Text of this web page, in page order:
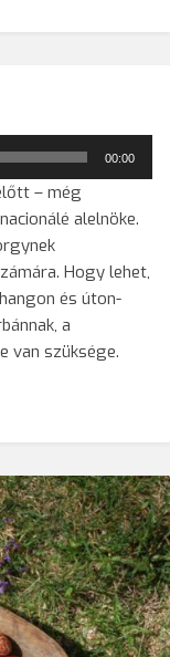
00:00
– még
alelnöke.
Hogy lehet,
és úton-
a
van szüksége.